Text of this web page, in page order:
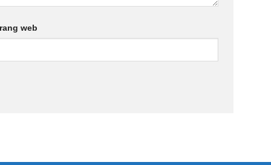
web